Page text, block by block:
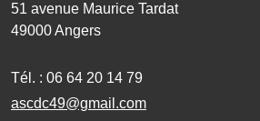
51 avenue Maurice Tardat
49000Angers
Tél. : 06 64 20 14 79
ascdc49@gmail.com